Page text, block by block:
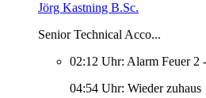
Jörg Kastning B.Sc.
Senior Technical Acco...
02:12 Uhr: Alarm Feuer 2
04:54 Uhr: Wieder zuhaus